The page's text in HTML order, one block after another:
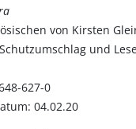
von Kirsten
und
627-0
04.02.20